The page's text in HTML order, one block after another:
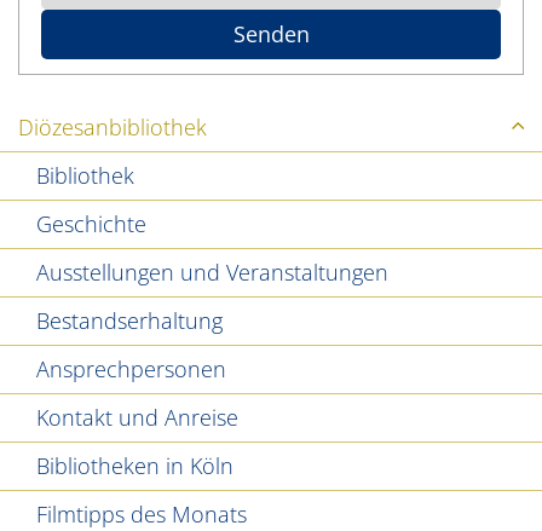
Diözesanbibliothek
Bibliothek
Geschichte
Ausstellungen und Veranstaltungen
Bestandserhaltung
Ansprechpersonen
Kontakt und Anreise
Bibliotheken in Köln
Filmtipps des Monats